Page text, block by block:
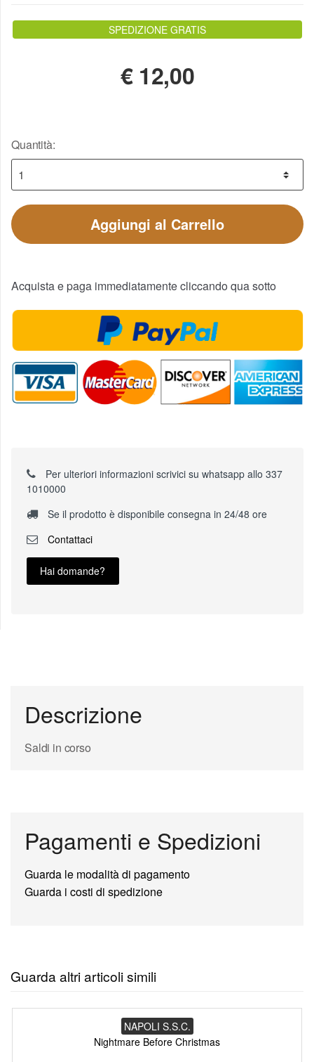
SPEDIZIONE GRATIS
€ 12,00
Quantità:
Aggiungi al Carrello
Acquista e paga immediatamente cliccando qua sotto
Per ulteriori informazioni scrivici su whatsapp allo 337
1010000
Se il prodotto è disponibile consegna in 24/48 ore
Contattaci
Hai domande?
Descrizione
Saldi in corso
Pagamenti e Spedizioni
Guarda le modalità di pagamento
Guarda i costi di spedizione
Guarda altri articoli simili
NAPOLI S.S.C.
Nightmare Before Christmas